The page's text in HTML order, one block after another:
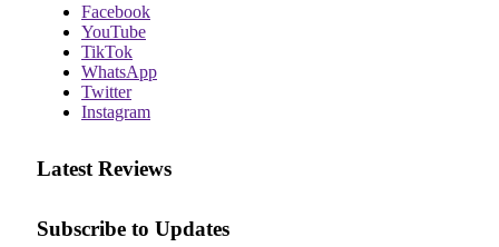
Facebook
YouTube
TikTok
WhatsApp
Twitter
Instagram
Latest Reviews
Subscribe to Updates